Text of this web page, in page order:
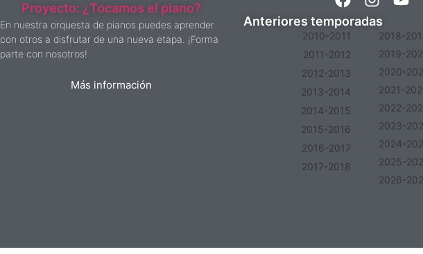
Proyecto: ¿Tocamos el piano?
En nuestra orquesta de pianos puedes aprender
con otros a disfrutar de una nueva etapa. ¡Forma
parte con nosotros!
Más información
Anteriores temporadas
2010-2011
2011-2012
2012-2013
2013-2014
2014-2015
2015-2016
2016-2017
2017-2018
2018-
2019-
2020-
2021-
2022-
2023-
2024-
2025-
2026-